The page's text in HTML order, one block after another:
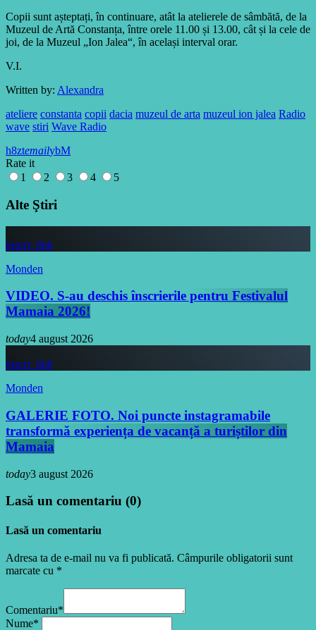
Copii sunt așteptați, în continuare, atât la atelierele de sâmbătă, de la
Muzeul de Artă Constanța, între orele 11.00 și 13.00, cât și la cele de
joi, de la Muzeul „Ion Jalea“, în același interval orar.
V.I.
Written by: Alexandra
ateliere constanta copii dacia muzeul de arta muzeul ion jalea Radio
wave stiri Wave Radio
email
Rate it
1
2 3 4 5
Alte Ştiri
insert_link
Monden
VIDEO. S-au deschis înscrierile pentru Festivalul
Mamaia 2026!
today4 august 2026
insert_link
Monden
GALERIE FOTO. Noi puncte instagramabile
transformă experiența de vacanță a turiștilor din
Mamaia
today3 august 2026
Lasă un comentariu (0)
Lasă un comentariu
Adresa ta de e-mail nu va fi publicată. Câmpurile obligatorii sunt
marcate cu *
Comentariu*
Nume*